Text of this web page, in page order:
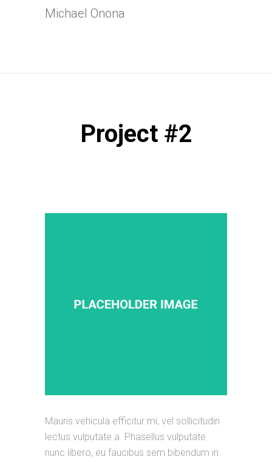
Michael Onona
Project #2
Mauris vehicula efficitur mi, vel sollicitudin
lectus vulputate a. Phasellus vulputate
nunc libero, eu faucibus sem bibendum in.